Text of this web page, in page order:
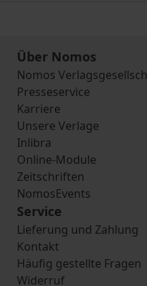
Über Nomos
Nomos
Presseservice
Karriere
Unsere Verlage
Inlibra
Online-Module
Zeitschriften
NomosEvents
Service
Lieferung und Zahlung
Kontakt
Häufig gestellte Fragen
Widerruf